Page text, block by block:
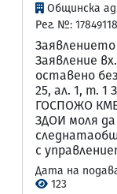
Общинска
Рег. №:
Заявление
оставено
25, ал. 1, т.
ГОСПОЖО
ЗДОИ моля
с
Дата на
123